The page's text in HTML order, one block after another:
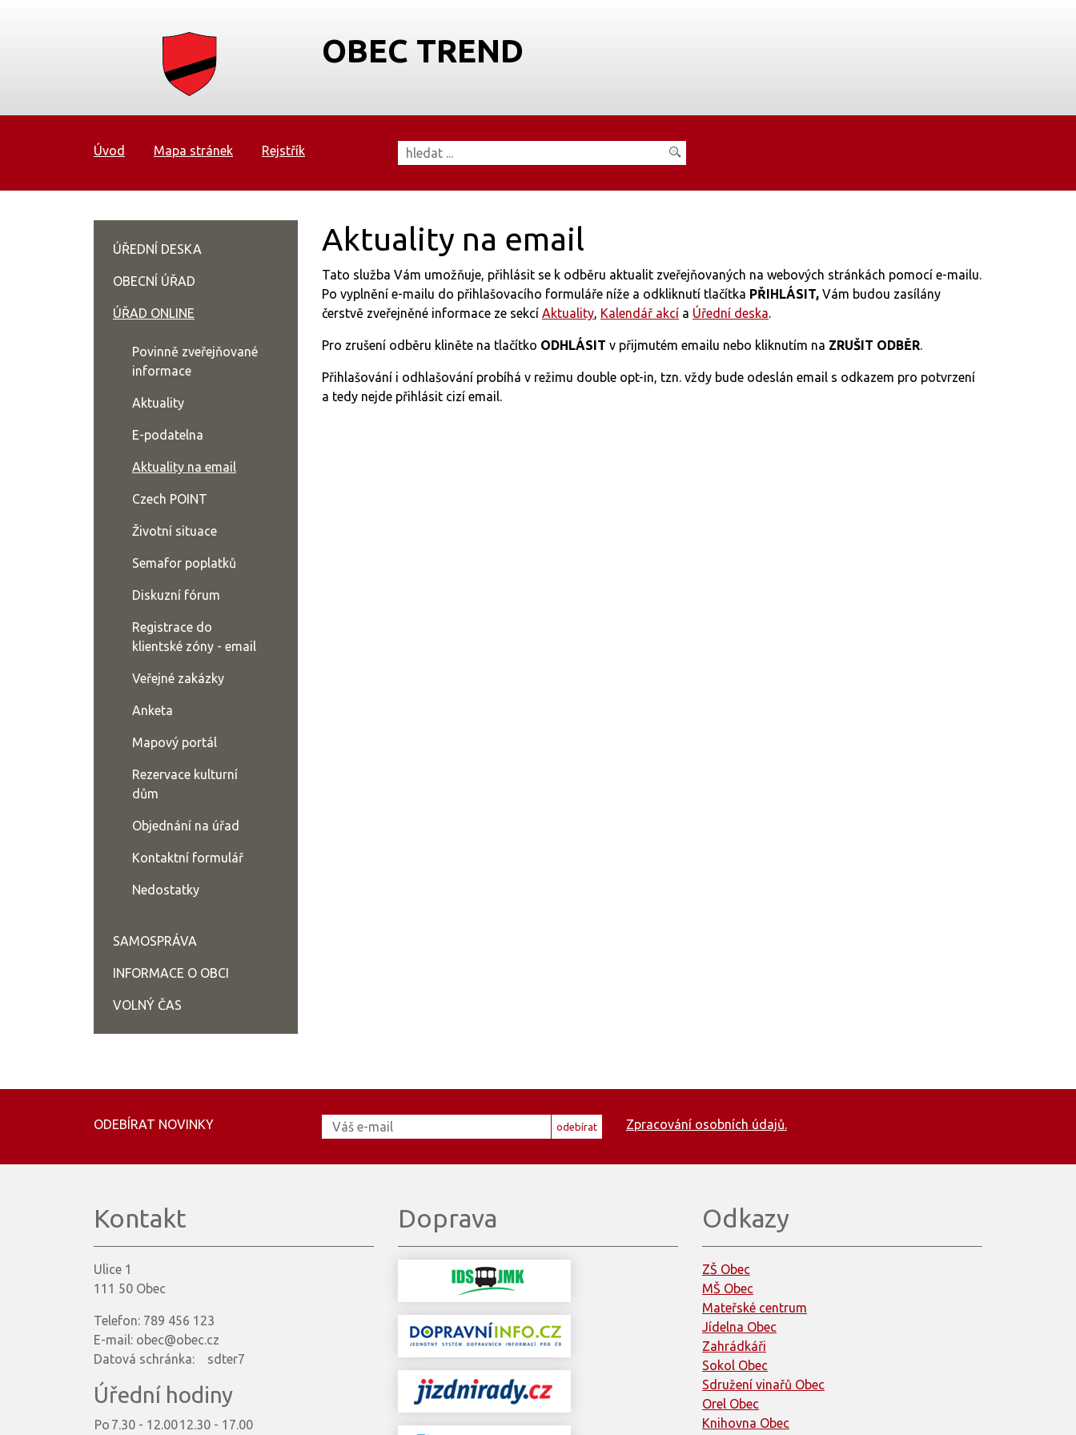
OBEC TREND
Úvod Mapa stránek Rejstřík
Aktuality na email
Tato služba Vám umožňuje, přihlásit se k odběru aktualit zveřejňovaných na webových stránkách pomocí e-mailu.
Po vyplnění e-mailu do přihlašovacího formuláře níže a odkliknutí tlačítka PŘIHLÁSIT, Vám budou zasílány
čerstvě zveřejněné informace ze sekcí Aktuality, Kalendář akcí a Úřední deska.
Pro zrušení odběru kliněte na tlačítko ODHLÁSIT v přijmutém emailu nebo kliknutím na ZRUŠIT ODBĚR.
Přihlašování i odhlašování probíhá v režimu double opt-in, tzn. vždy bude odeslán email s odkazem pro potvrzení
a tedy nejde přihlásit cizí email.
ÚŘEDNÍ DESKA
OBECNÍ ÚŘAD
ÚŘAD ONLINE
Povinně zveřejňované
informace
Aktuality
E-podatelna
Aktuality na email
Czech POINT
Životní situace
Semafor poplatků
Diskuzní fórum
Registrace do
klientské zóny - email
Veřejné zakázky
Anketa
Mapový portál
Rezervace kulturní
dům
Objednání na úřad
Kontaktní formulář
Nedostatky
SAMOSPRÁVA
INFORMACE O OBCI
VOLNÝ ČAS
ODEBÍRAT NOVINKY odebírat Zpracování osobních údajů.
Kontakt
Ulice 1
111 50 Obec
Telefon: 789 456 123
E-mail: obec@obec.cz
Datová schránka: sdter7
Úřední hodiny
Po 7.30 - 12.0012.30 - 17.00
Doprava Odkazy
ZŠ Obec
MŠ Obec
Mateřské centrum
Jídelna Obec
Zahrádkáři
Sokol Obec
Sdružení vinařů Obec
Orel Obec
Knihovna Obec